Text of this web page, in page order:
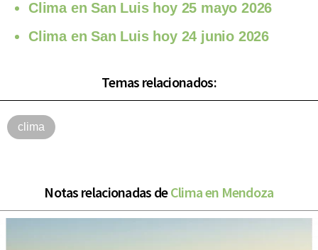
Clima en San Luis hoy 25 mayo 2026
Clima en San Luis hoy 24 junio 2026
Temas relacionados:
clima
Notas relacionadas deClima en Mendoza